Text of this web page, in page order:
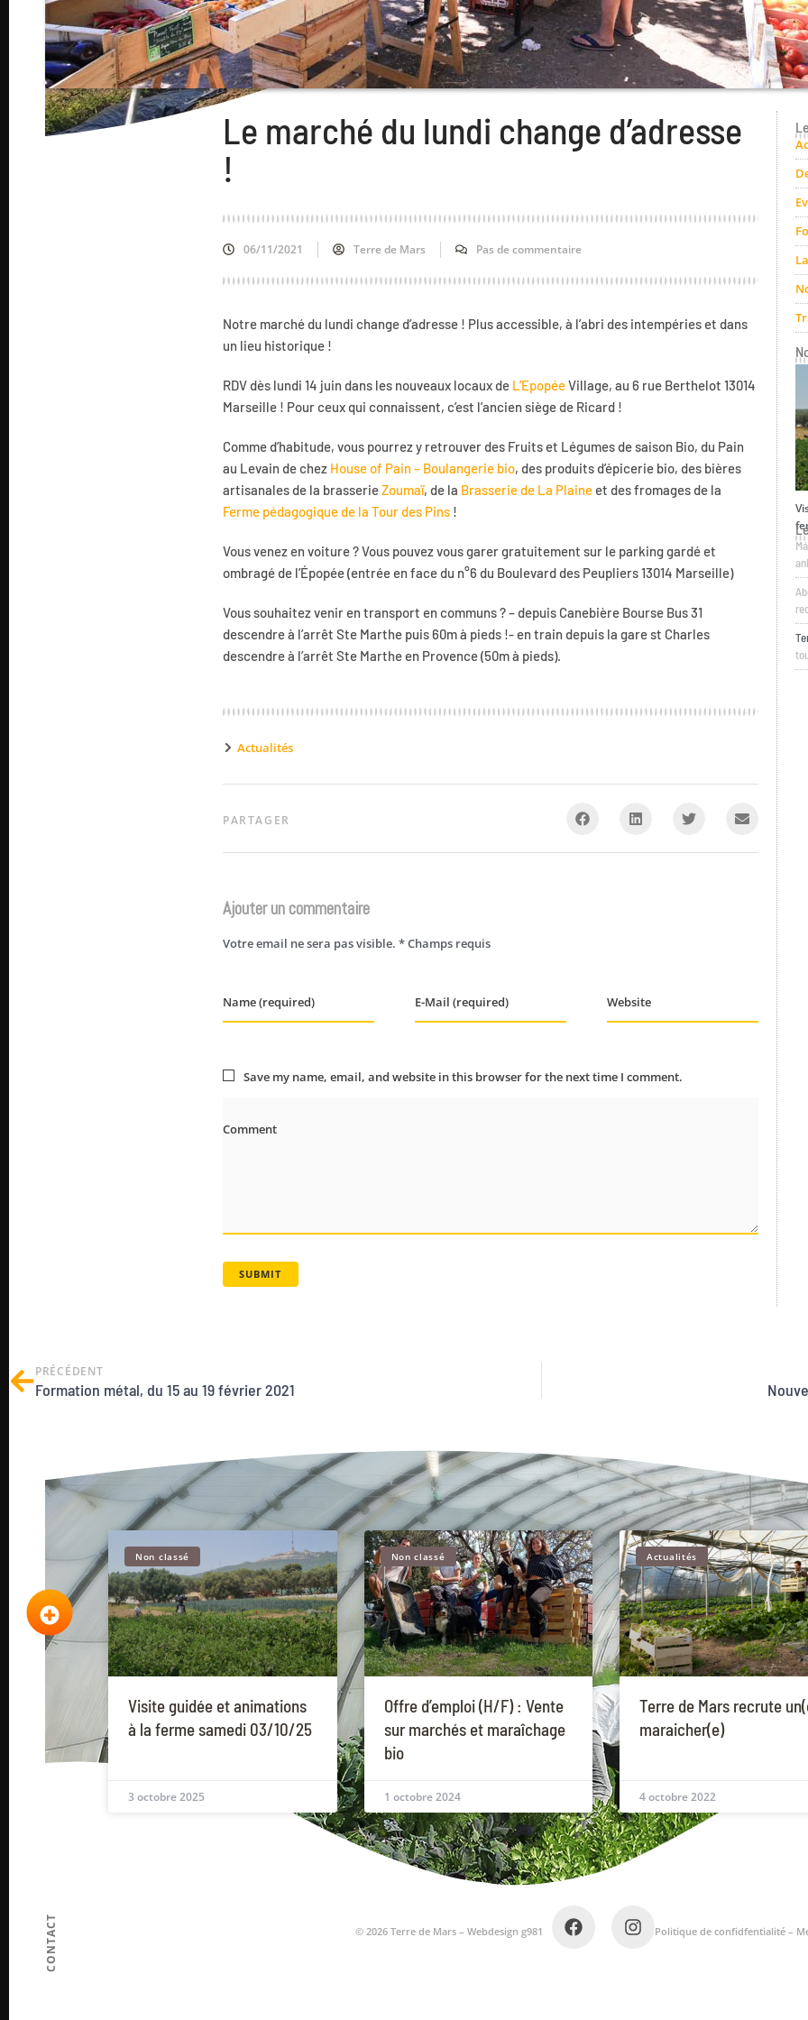
CONTACT
Le marché du lundi change d’adresse
!
06/11/2021 Terre de Mars Pas de commentaire
Notre marché du lundi change d’adresse ! Plus accessible, à l’abri des intempéries et dans
un lieu historique !
RDV dès lundi 14 juin dans les nouveaux locaux de L’EpopéeVillage, au 6 rue Berthelot 13014
Marseille ! Pour ceux qui connaissent, c’est l’ancien siège de Ricard !
Comme d’habitude, vous pourrez y retrouver des Fruits et Légumes de saison Bio, du Pain
au Levain de chez House of Pain – Boulangerie bio, des produits d’épicerie bio, des bières
artisanales de la brasserieZoumaï, de la Brasserie de La Plaineet des fromages de la
Ferme pédagogique de la Tour des Pins !
Vous venez en voiture ? Vous pouvez vous garer gratuitement sur le parking gardé et
ombragé de l’Épopée (entrée en face du n°6 du Boulevard des Peupliers 13014 Marseille)
Vous souhaitez venir en transport en communs ? – depuis Canebière Bourse Bus 31
descendre à l’arrêt Ste Marthe puis 60m à pieds !- en train depuis la gare st Charles
descendre à l’arrêt Ste Marthe en Provence (50m à pieds).
Actualités
PARTAGER
Ajouter un commentaire
Votre email ne sera pas visible. * Champs requis
Name (required) E-Mail (required) Website
Save my name, email, and website in this browser for the next time I comment.
Comment
PRÉCÉDENT
Formation métal, du 15 au 19 février 2021
Non classé
Visite guidée et animations
à la ferme samedi 03/10/25
3 octobre 2025
Non classé
Offre d’emploi (H/F) : Vente
sur marchés et maraîchage
bio
1 octobre 2024
Actualités
Terre de Mars recrute
maraicher(e)
4 octobre 2022
© 2026 Terre de Mars – Webdesign g981 Politique de confidfentialité –